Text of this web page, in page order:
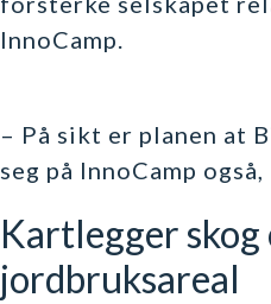
InnoCamp.
– På sikt er planen at
seg på InnoCamp
Kartlegger skog
jordbruksareal